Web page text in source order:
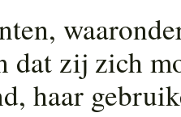
dat zij zich
haar